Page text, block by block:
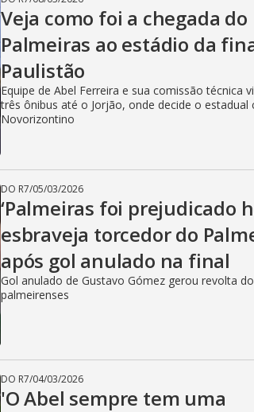
Veja como foi a chegada do
Palmeiras ao estádio da
Paulistão
Equipe de Abel Ferreira e sua comissão técnica
três ônibus até o Jorjão, onde decide o estadual
Novorizontino
DO R7/05/03/2026
‘Palmeiras foi prejudicado
esbraveja torcedor do
após gol anulado na final
Gol anulado de Gustavo Gómez gerou revolta
palmeirenses
DO R7/04/03/2026
'O Abel sempre tem uma